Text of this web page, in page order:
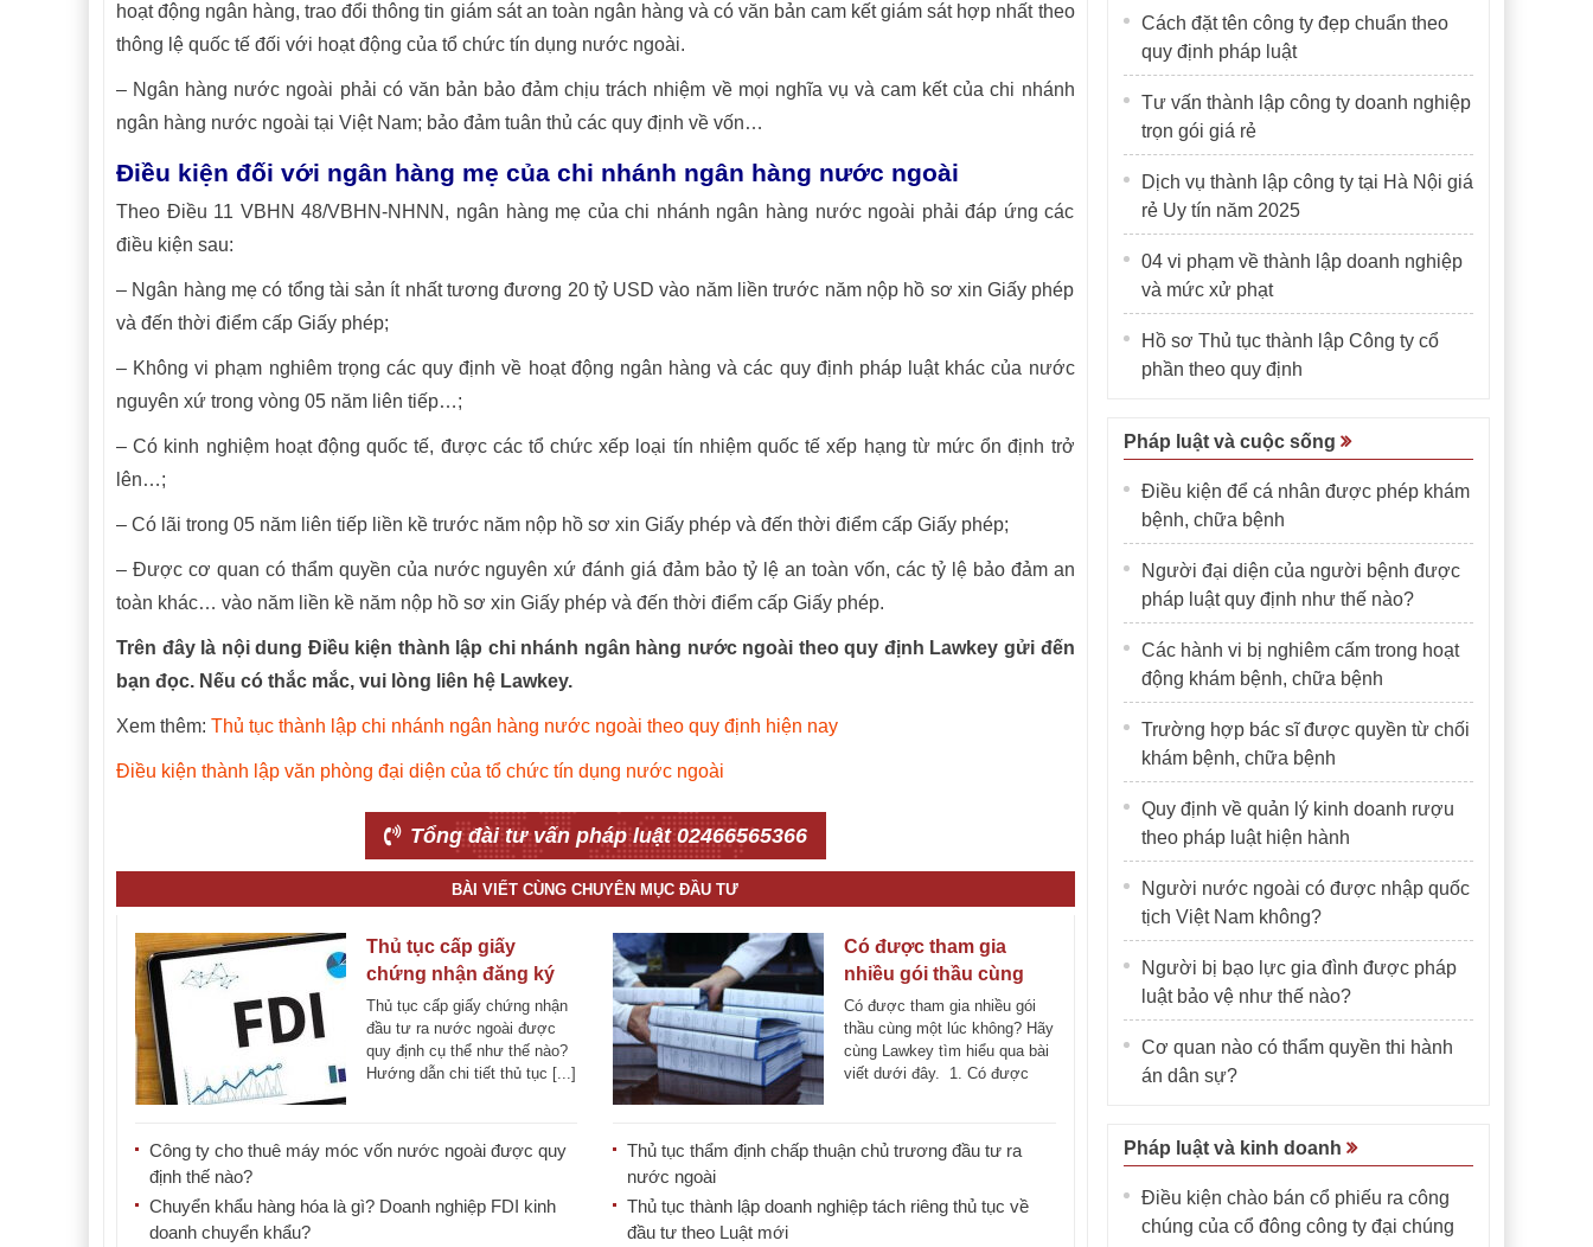
hoạt động ngân hàng, trao đổi thông tin giám sát an toàn ngân hàng và có văn bản cam kết giám sát hợp nhất theo
thông lệ quốc tế đối với hoạt động của tổ chức tín dụng nước ngoài.
– Ngân hàng nước ngoài phải có văn bản bảo đảm chịu trách nhiệm về mọi nghĩa vụ và cam kết của chi nhánh
ngân hàng nước ngoài tại Việt Nam; bảo đảm tuân thủ các quy định về vốn…
Điều kiện đối với ngân hàng mẹ của chi nhánh ngân hàng nước ngoài
Theo Điều 11 VBHN 48/VBHN-NHNN, ngân hàng mẹ của chi nhánh ngân hàng nước ngoài phải đáp ứng các
điều kiện sau:
– Ngân hàng mẹ có tổng tài sản ít nhất tương đương 20 tỷ USD vào năm liền trước năm nộp hồ sơ xin Giấy phép
và đến thời điểm cấp Giấy phép;
– Không vi phạm nghiêm trọng các quy định về hoạt động ngân hàng và các quy định pháp luật khác của nước
nguyên xứ trong vòng 05 năm liên tiếp…;
– Có kinh nghiệm hoạt động quốc tế, được các tổ chức xếp loại tín nhiệm quốc tế xếp hạng từ mức ổn định trở
lên…;
– Có lãi trong 05 năm liên tiếp liền kề trước năm nộp hồ sơ xin Giấy phép và đến thời điểm cấp Giấy phép;
– Được cơ quan có thẩm quyền của nước nguyên xứ đánh giá đảm bảo tỷ lệ an toàn vốn, các tỷ lệ bảo đảm an
toàn khác… vào năm liền kề năm nộp hồ sơ xin Giấy phép và đến thời điểm cấp Giấy phép.
Trên đây là nội dung Điều kiện thành lập chi nhánh ngân hàng nước ngoài theo quy định Lawkey gửi đến
bạn đọc. Nếu có thắc mắc, vui lòng liên hệ Lawkey.
Xem thêm: Thủ tục thành lập chi nhánh ngân hàng nước ngoài theo quy định hiện nay
Điều kiện thành lập văn phòng đại diện của tổ chức tín dụng nước ngoài
Tổng đài tư vấn pháp luật 02466565366
BÀI VIẾT CÙNG CHUYÊN MỤC ĐẦU TƯ
Thủ tục cấp giấy
chứng nhận đăng ký
đầu tư ra nước ngoài
Thủ tục cấp giấy chứng nhận
đầu tư ra nước ngoài được
quy định cụ thể như thế nào?
Hướng dẫn chi tiết thủ tục [...]
Công ty cho thuê máy móc vốn nước ngoài được quy
định thế nào?
Chuyển khẩu hàng hóa là gì? Doanh nghiệp FDI kinh
doanh chuyển khẩu?
Có được tham gia
nhiều gói thầu cùng
một lúc không?
Có được tham gia nhiều gói
thầu cùng một lúc không? Hãy
cùng Lawkey tìm hiểu qua bài
viết dưới đây. 1. Có được
Thủ tục thẩm định chấp thuận chủ trương đầu tư ra
nước ngoài
Thủ tục thành lập doanh nghiệp tách riêng thủ tục về
đầu tư theo Luật mới
Cách đặt tên công ty đẹp chuẩn theo
quy định pháp luật
Tư vấn thành lập công ty doanh nghiệp
trọn gói giá rẻ
Dịch vụ thành lập công ty tại Hà Nội giá
rẻ Uy tín năm 2025
04 vi phạm về thành lập doanh nghiệp
và mức xử phạt
Hồ sơ Thủ tục thành lập Công ty cổ
phần theo quy định
Pháp luật và cuộc sống
Điều kiện để cá nhân được phép khám
bệnh, chữa bệnh
Người đại diện của người bệnh được
pháp luật quy định như thế nào?
Các hành vi bị nghiêm cấm trong hoạt
động khám bệnh, chữa bệnh
Trường hợp bác sĩ được quyền từ chối
khám bệnh, chữa bệnh
Quy định về quản lý kinh doanh rượu
theo pháp luật hiện hành
Người nước ngoài có được nhập quốc
tịch Việt Nam không?
Người bị bạo lực gia đình được pháp
luật bảo vệ như thế nào?
Cơ quan nào có thẩm quyền thi hành
án dân sự?
Pháp luật và kinh doanh
Điều kiện chào bán cổ phiếu ra công
chúng của cổ đông công ty đại chúng